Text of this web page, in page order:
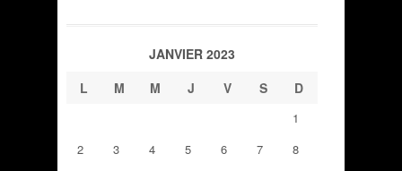
JANVIER 2023
L
M M J V S D
1
2
3 4 5 6 7
8